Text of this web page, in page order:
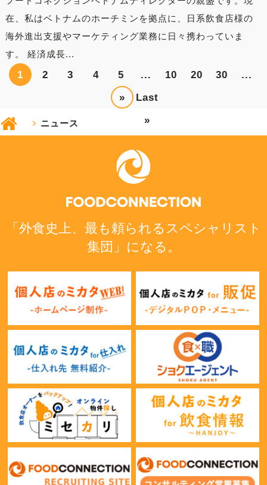
在、私はベトナムのホーチミンを拠点に、日系飲食店様の
海外進出支援やマーケティング業務に日々携わっていま
す。 経済成長...
1 2 3 4 5 ... 10 20 30 ...
» Last
»
ニュース
「外食史上、最も頼られるスペシャリスト
集団」になる。